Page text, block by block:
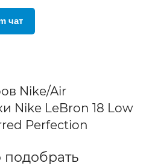
чат
Nike/Air
Nike LeBron 18 Low
Perfection
подобрать